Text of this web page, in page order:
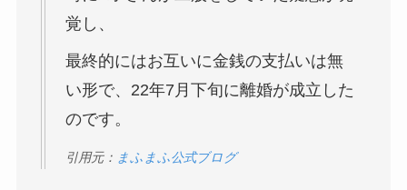
覚し、
最終的にはお互いに金銭の支払いは無
い形で、22年7月下旬に離婚が成立した
のです。
引用元： まふまふ公式ブログ